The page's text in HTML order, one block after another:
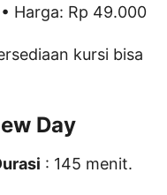
• Harga: Rp 49.000
kursi bisa
Day
: 145 menit.